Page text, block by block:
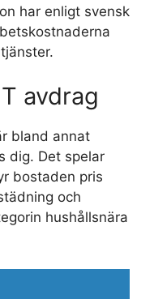
har enligt svensk
avdrag
bland annat
dig. Det spelar
bostaden pris
och
hushållsnära